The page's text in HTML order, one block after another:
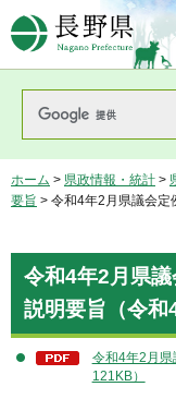
長野
ホーム > 県政情報・統計 >
要旨 > 令和4年2月県議会定
令和4年2月県
説明要旨（令和
令和4年2月県
121KB）